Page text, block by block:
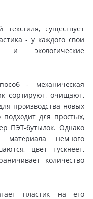
существует
- у каждого свои
и экологические
- механическая
сортируют, очищают,
производства новых
для простых,
ПЭТ-бутылок. Однако
немного
цвет тускнеет,
количество
пластик на его